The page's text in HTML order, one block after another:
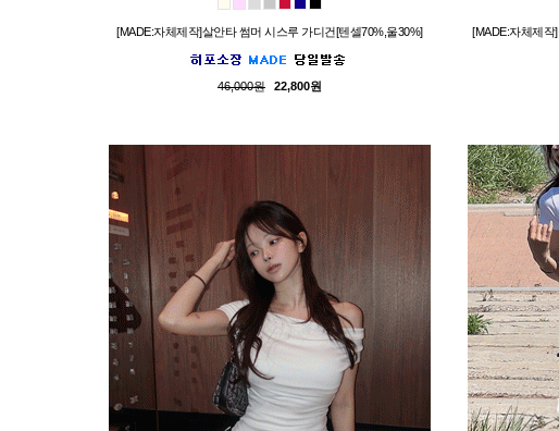
[MADE:자체제작]살안타 썸머 시스루 가디건[텐셀70%,울30%]
46,000원 22,800원
[MADE:자체제작